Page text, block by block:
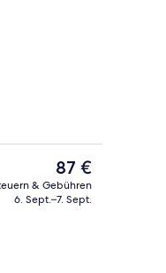
Der
aktuelle
Preis
87 €
& Gebühren
6. Sept.–7. Sept.